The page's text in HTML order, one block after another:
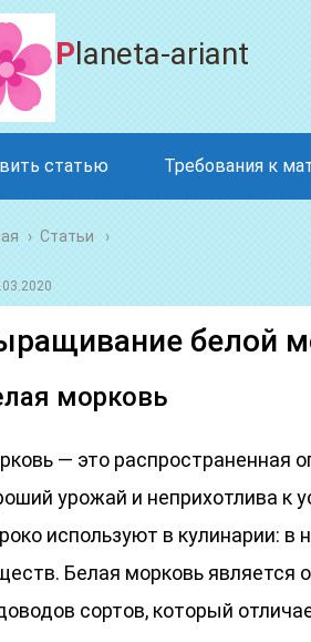
Planeta-ariant
статью Требования к
› Статьи
белой
морковь
— это распространенная
урожай и неприхотлива
используют в кулинарии: в
Белая морковь является
сортов, который